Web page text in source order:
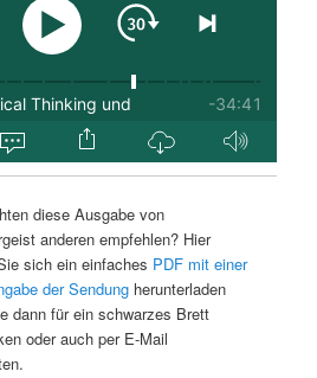
diese Ausgabe von
anderen empfehlen? Hier
sich ein einfaches PDF mit einer
der Sendungherunterladen
dann für ein schwarzes Brett
oder auch per E-Mail